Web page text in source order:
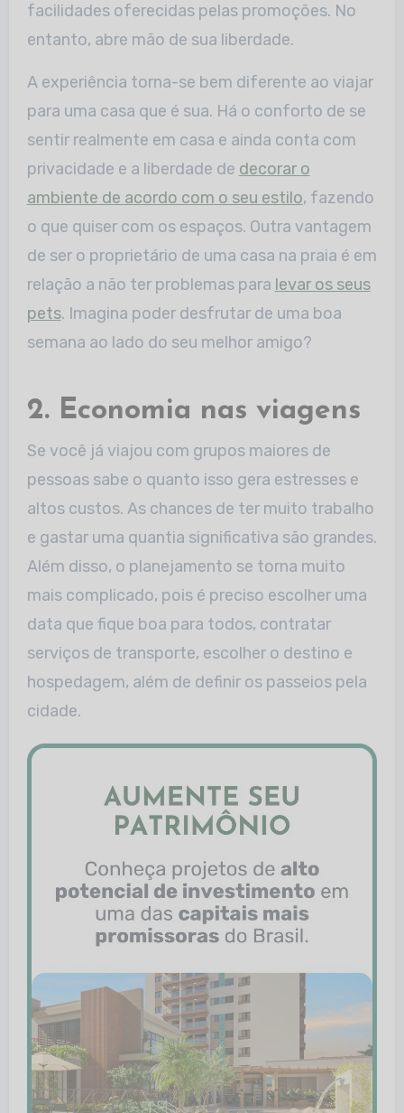
facilidades oferecidas pelas promoções. No
entanto, abre mão de sua liberdade.
A experiência torna-se bem diferente ao viajar
para uma casa que é sua. Há o conforto de se
sentir realmente em casa e ainda conta com
privacidade e a liberdade de decorar o
ambiente de acordo com o seu estilo, fazendo
o que quiser com os espaços. Outra vantagem
de ser o proprietário de uma casa na praia é em
relação a não ter problemas para levar os seus
pets. Imagina poder desfrutar de uma boa
semana ao lado do seu melhor amigo?
2. Economia nas viagens
Se você já viajou com grupos maiores de
pessoas sabe o quanto isso gera estresses e
altos custos. As chances de ter muito trabalho
e gastar uma quantia significativa são grandes.
Além disso, o planejamento se torna muito
mais complicado, pois é preciso escolher uma
data que fique boa para todos, contratar
serviços de transporte, escolher o destino e
hospedagem, além de definir os passeios pela
cidade.